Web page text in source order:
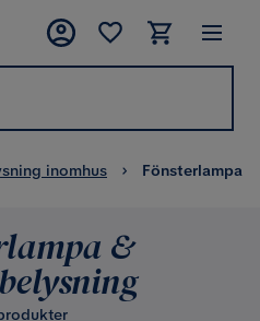
inomhus Fönsterlampa
&